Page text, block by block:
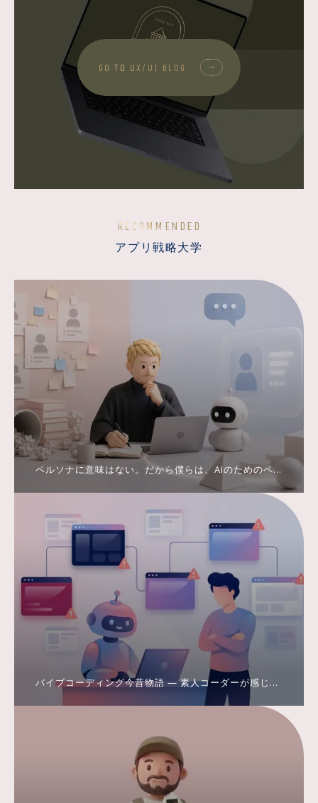
GO TO UX/UI BLOG
RECOMMENDED
アプリ戦略大学
ペルソナに意味はない。だから僕らは、AIのためのペ
バイブコーディング今昔物語 ― 素人コーダーが感じた